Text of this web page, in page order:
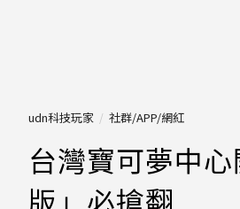
udn科技玩家 社群/APP/網紅
台灣寶可夢中
版」必搶翻